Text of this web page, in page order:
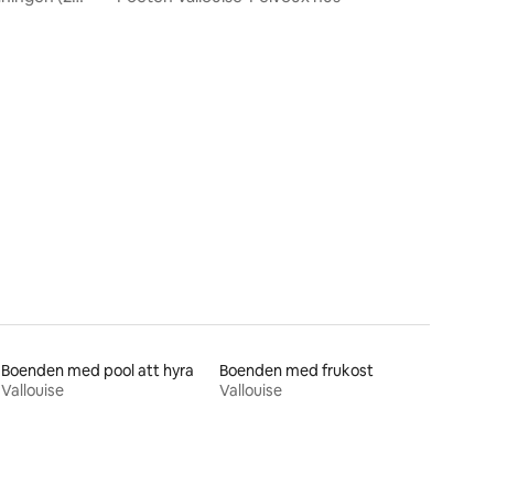
Boenden med pool att hyra
Vallouise
Boenden med frukost
Vallouise